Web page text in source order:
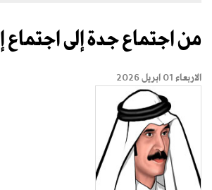
من اجتماع جدة إلى اجتماع
الاربعاء 01 ابريل 2026